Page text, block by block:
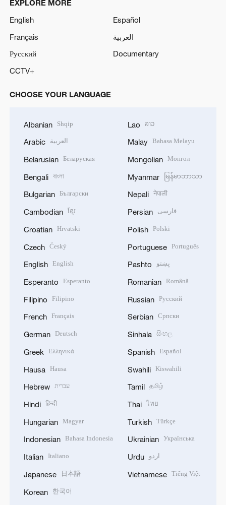
EXPLORE MORE
English
Español
Français
العربية
Русский
Documentary
CCTV+
CHOOSE YOUR LANGUAGE
Albanian Shqip
Arabic العربية
Belarusian Беларуская
Bengali বাংলা
Bulgarian Български
Cambodian ខ្មែរ
Croatian Hrvatski
Czech Český
English English
Esperanto Esperanto
Filipino Filipino
French Français
German Deutsch
Greek Ελληνικά
Hausa Hausa
Hebrew עברית
Hindi हिन्दी
Hungarian Magyar
Indonesian Bahasa Indonesia
Italian Italiano
Japanese 日本語
Korean 한국어
Lao ລາວ
Malay Bahasa Melayu
Mongolian Монгол
Myanmar မြန်မာဘာသာ
Nepali नेपाली
Persian فارسی
Polish Polski
Portuguese Português
Pashto پښتو
Romanian Română
Russian Русский
Serbian Српски
Sinhala සිංහල
Spanish Español
Swahili Kiswahili
Tamil தமிழ்
Thai ไทย
Turkish Türkçe
Ukrainian Українська
Urdu اردو
Vietnamese Tiếng Việt